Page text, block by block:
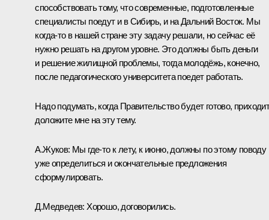
способствовать тому, что современные, подготовленные
специалисты поедут и в Сибирь, и на Дальний Восток. Мы
когда‑то в нашей стране эту задачу решали, но сейчас её
нужно решать на другом уровне. Это должны быть деньги
и решение жилищной проблемы, тогда молодёжь, конечно,
после педагогического университета поедет работать.
Надо подумать, когда Правительство будет готово,
доложите мне на эту тему.
А.Жуков: Мы где‑то к лету, к июню, должны по этому поводу
уже определиться и окончательные предложения
сформулировать.
Д.Медведев: Хорошо, договорились.